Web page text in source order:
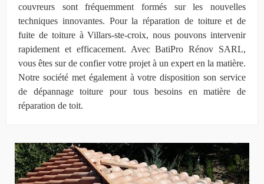
couvreurs sont fréquemment formés sur les nouvelles
techniques innovantes. Pour la réparation de toiture et de
fuite de toiture à Villars-ste-croix, nous pouvons intervenir
rapidement et efficacement. Avec BatiPro Rénov SARL,
vous êtes sur de confier votre projet à un expert en la matière.
Notre société met également à votre disposition son service
de dépannage toiture pour tous besoins en matière de
réparation de toit.